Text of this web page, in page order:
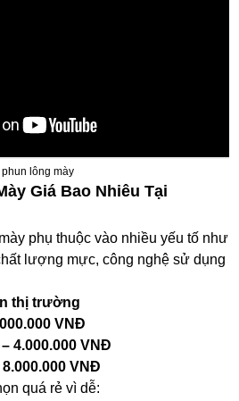
phun lông mày
Giá Bao Nhiêu Tại
phụ thuộc vào nhiều yếu tố như
lượng mực, công nghệ sử dụng
thị trường
VNĐ
4.000.000 VNĐ
8.000.000 VNĐ
quá rẻ vì dễ: